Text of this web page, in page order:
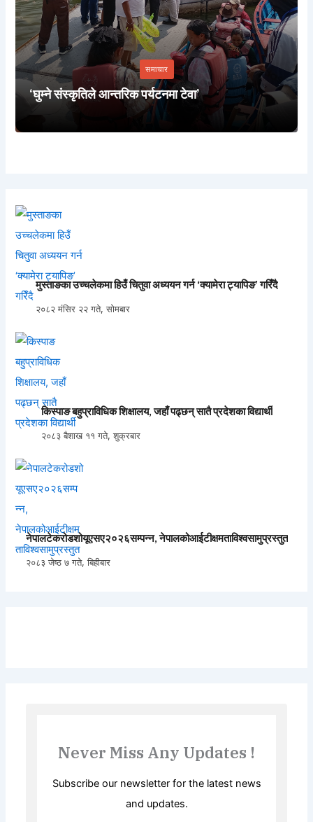
समाचार
‘घुम्ने संस्कृतिले आन्तरिक पर्यटनमा टेवा’
मुस्ताङका उच्चलेकमा हिउँ चितुवा अध्ययन गर्न ‘क्यामेरा ट्यापिङ’ गरिँदै
२०८२ मंसिर २२ गते, सोमबार
किस्पाङ बहुप्राविधिक शिक्षालय, जहाँ पढ्छन् सातै प्रदेशका विद्यार्थी
२०८३ बैशाख ११ गते, शुक्रबार
नेपालटेकरोडशोयूएसए२०२६सम्पन्न, नेपालकोआईटीक्षमताविश्वसामुप्रस्तुत
२०८३ जेष्ठ ७ गते, बिहीबार
Never Miss Any Updates !
Subscribe our newsletter for the latest news
and updates.